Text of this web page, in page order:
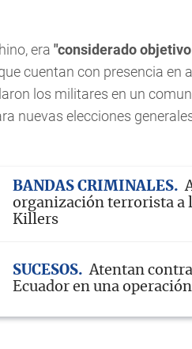
era "considerado
cuentan con presencia
los militares en un
nuevas elecciones
BANDAS CRIMINALES
organización terrorista a
Killers
SUCESOS
Atentan
Ecuador en una